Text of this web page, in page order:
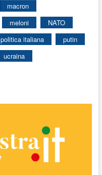
macron
meloni
NATO
politica italiana
putin
ucraina